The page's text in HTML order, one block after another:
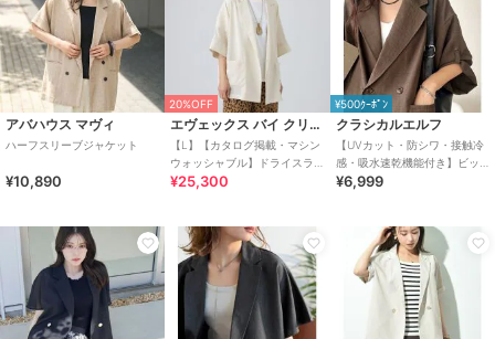
アバハウス マヴィ
ハーフスリーブジャケット
¥10,890
20%OFF
エヴェックス バイ クリツィア
【L】【カタログ掲載・マシン
ウォッシャブル】ドライスラ
ブハーフスリーブジャケット
¥25,300
¥500ｸｰﾎﾟﾝ
クラシカルエルフ
【UVカット・防シワ・接触冷
感・吸水速乾機能付き】ビッ
グシルエットハーフスリーブ
¥6,999